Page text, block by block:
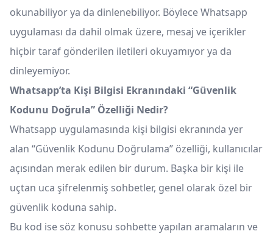
okunabiliyor ya da dinlenebiliyor. Böylece Whatsapp
uygulaması da dahil olmak üzere, mesaj ve içerikler
hiçbir taraf gönderilen iletileri okuyamıyor ya da
dinleyemiyor.
Whatsapp’ta Kişi Bilgisi Ekranındaki “Güvenlik
Kodunu Doğrula” Özelliği Nedir?
Whatsapp uygulamasında kişi bilgisi ekranında yer
alan “Güvenlik Kodunu Doğrulama” özelliği, kullanıcılar
açısından merak edilen bir durum. Başka bir kişi ile
uçtan uca şifrelenmiş sohbetler, genel olarak özel bir
güvenlik koduna sahip.
Bu kod ise söz konusu sohbette yapılan aramaların ve